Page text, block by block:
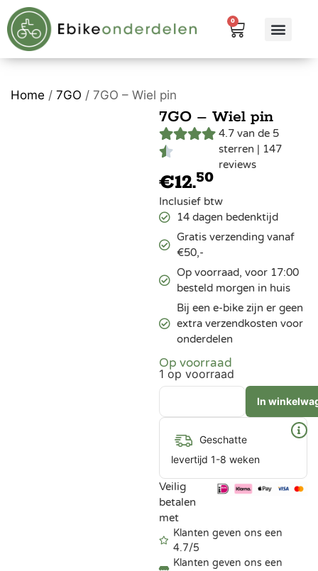
0
Home / 7GO / 7GO – Wiel pin
7GO – Wiel pin
4.7 van de 5
sterren | 147
reviews
€12.50
Inclusief btw
14 dagen bedenktijd
Gratis verzending vanaf
€50,-
Op voorraad, voor 17:00
besteld morgen in huis
Bij een e-bike zijn er geen
extra verzendkosten voor
onderdelen
Op voorraad
1 op voorraad
In
Geschatte
levertijd 1-8 weken
Veilig
betalen
met
Klanten geven ons een
4.7/5
Klanten geven ons een